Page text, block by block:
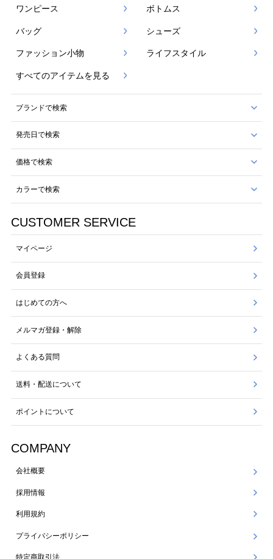
ワンピース ボトムス
バッグ シューズ
ファッション小物 ライフスタイル
すべてのアイテムを見る
ブランドで検索
発売日で検索
価格で検索
カラーで検索
CUSTOMER SERVICE
マイページ
会員登録
はじめての方へ
メルマガ登録・解除
よくある質問
送料・配送について
ポイントについて
COMPANY
会社概要
採用情報
利用規約
プライバシーポリシー
特定商取引法